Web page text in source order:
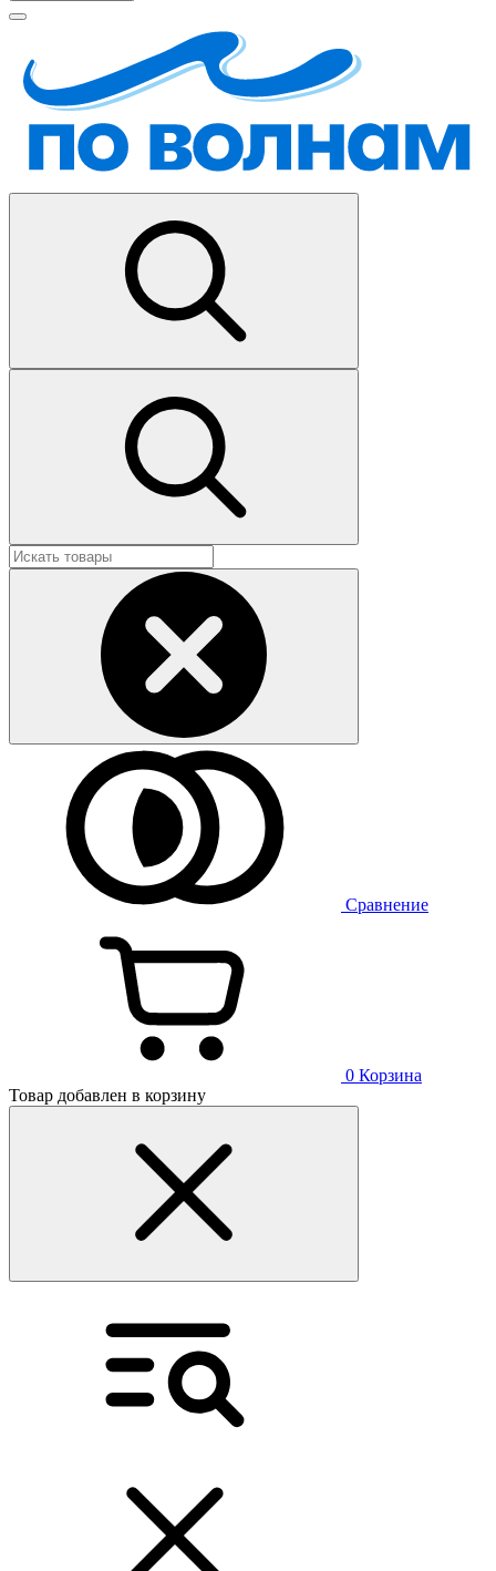
Сравнение
0 Корзина
Товар добавлен в корзину